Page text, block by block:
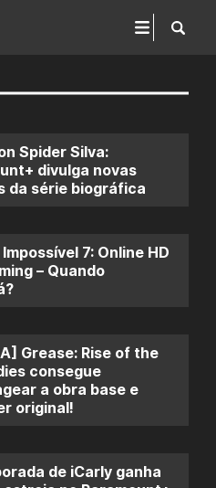
Spider Silva:
divulga novas
da série biográfica
7: Online HD
– Quando
Grease: Rise of the
consegue
a obra base e
original!
de iCarly ganha